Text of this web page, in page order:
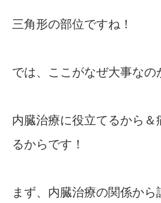
三角形の部位ですね！
では、ここがなぜ大事なの
内臓治療に役立てるから＆
るからです！
まず、内臓治療の関係から